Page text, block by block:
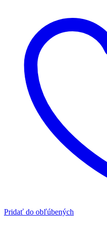
Pridať do obľúbených